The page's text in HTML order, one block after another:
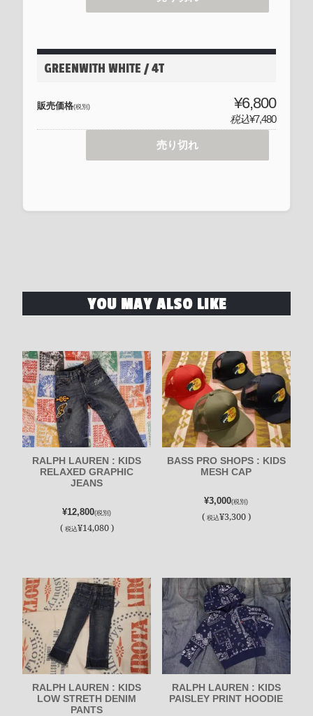
GREENWITH WHITE / 4T
販売価格(税別) ¥6,800
税込¥7,480
売り切れ
YOU MAY ALSO LIKE
RALPH LAUREN : KIDS
RELAXED GRAPHIC
JEANS
¥12,800(税別)
( 税込¥14,080 )
BASS PRO SHOPS : KIDS
MESH CAP
¥3,000(税別)
( 税込¥3,300 )
RALPH LAUREN : KIDS
LOW STRETH DENIM
PANTS
RALPH LAUREN : KIDS
PAISLEY PRINT HOODIE